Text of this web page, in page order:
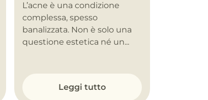
L’acne è una condizione
complessa, spesso
banalizzata. Non è solo una
questione estetica né un...
Leggi tutto